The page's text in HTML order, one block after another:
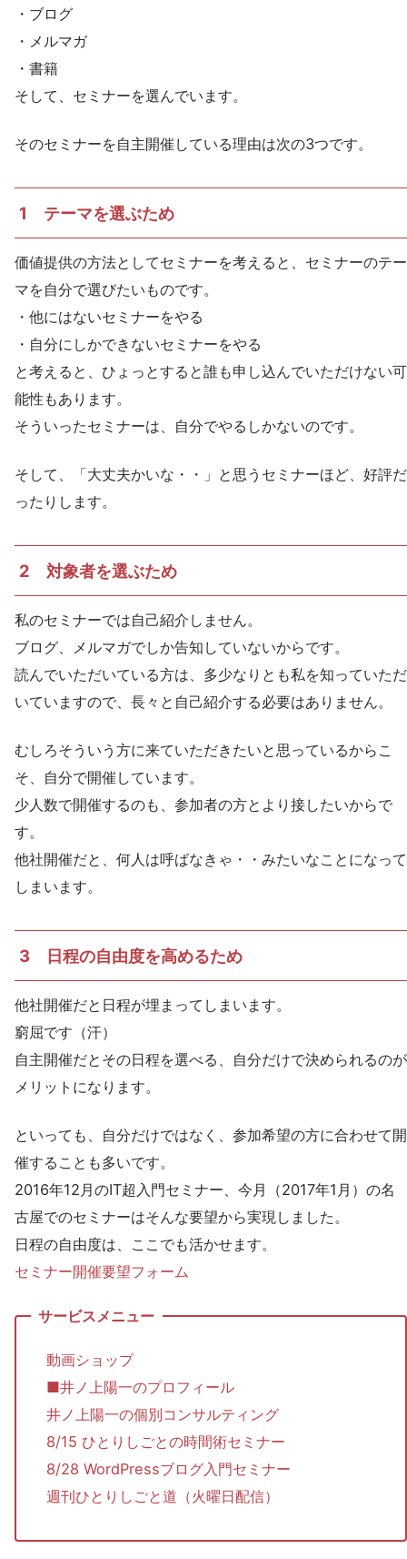
・ブログ
・メルマガ
・書籍
そして、セミナーを選んでいます。
そのセミナーを自主開催している理由は次の3つです。
1 テーマを選ぶため
価値提供の方法としてセミナーを考えると、セミナーのテー
マを自分で選びたいものです。
・他にはないセミナーをやる
・自分にしかできないセミナーをやる
と考えると、ひょっとすると誰も申し込んでいただけない可
能性もあります。
そういったセミナーは、自分でやるしかないのです。
そして、「大丈夫かいな・・」と思うセミナーほど、好評だ
ったりします。
2 対象者を選ぶため
私のセミナーでは自己紹介しません。
ブログ、メルマガでしか告知していないからです。
読んでいただいている方は、多少なりとも私を知っていただ
いていますので、長々と自己紹介する必要はありません。
むしろそういう方に来ていただきたいと思っているからこ
そ、自分で開催しています。
少人数で開催するのも、参加者の方とより接したいからで
す。
他社開催だと、何人は呼ばなきゃ・・みたいなことになって
しまいます。
3 日程の自由度を高めるため
他社開催だと日程が埋まってしまいます。
窮屈です（汗）
自主開催だとその日程を選べる、自分だけで決められるのが
メリットになります。
といっても、自分だけではなく、参加希望の方に合わせて開
催することも多いです。
2016年12月のIT超入門セミナー、今月（2017年1月）の名
古屋でのセミナーはそんな要望から実現しました。
日程の自由度は、ここでも活かせます。
セミナー開催要望フォーム
動画ショップ
■井ノ上陽一のプロフィール
井ノ上陽一の個別コンサルティング
8/15 ひとりしごとの時間術セミナー
8/28 WordPressブログ入門セミナー
週刊ひとりしごと道（火曜日配信）